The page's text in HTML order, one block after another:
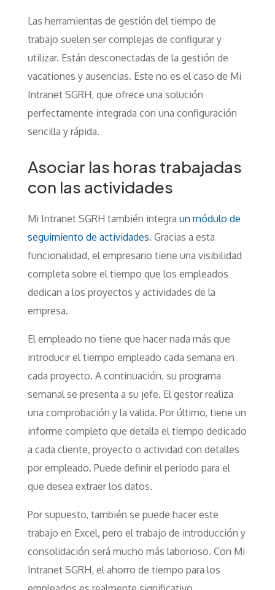
Las herramientas de gestión del tiempo de
trabajo suelen ser complejas de configurar y
utilizar. Están desconectadas de la gestión de
vacationes y ausencias. Este no es el caso de Mi
Intranet SGRH, que ofrece una solución
perfectamente integrada con una configuración
sencilla y rápida.
Asociar las horas trabajadas
con las actividades
Mi Intranet SGRH también integra un módulo de
seguimiento de actividades. Gracias a esta
funcionalidad, el empresario tiene una visibilidad
completa sobre el tiempo que los empleados
dedican a los proyectos y actividades de la
empresa.
El empleado no tiene que hacer nada más que
introducir el tiempo empleado cada semana en
cada proyecto. A continuación, su programa
semanal se presenta a su jefe. El gestor realiza
una comprobación y la valida. Por último, tiene un
informe completo que detalla el tiempo dedicado
a cada cliente, proyecto o actividad con detalles
por empleado. Puede definir el periodo para el
que desea extraer los datos.
Por supuesto, también se puede hacer este
trabajo en Excel, pero el trabajo de introducción y
consolidación será mucho más laborioso. Con Mi
Intranet SGRH, el ahorro de tiempo para los